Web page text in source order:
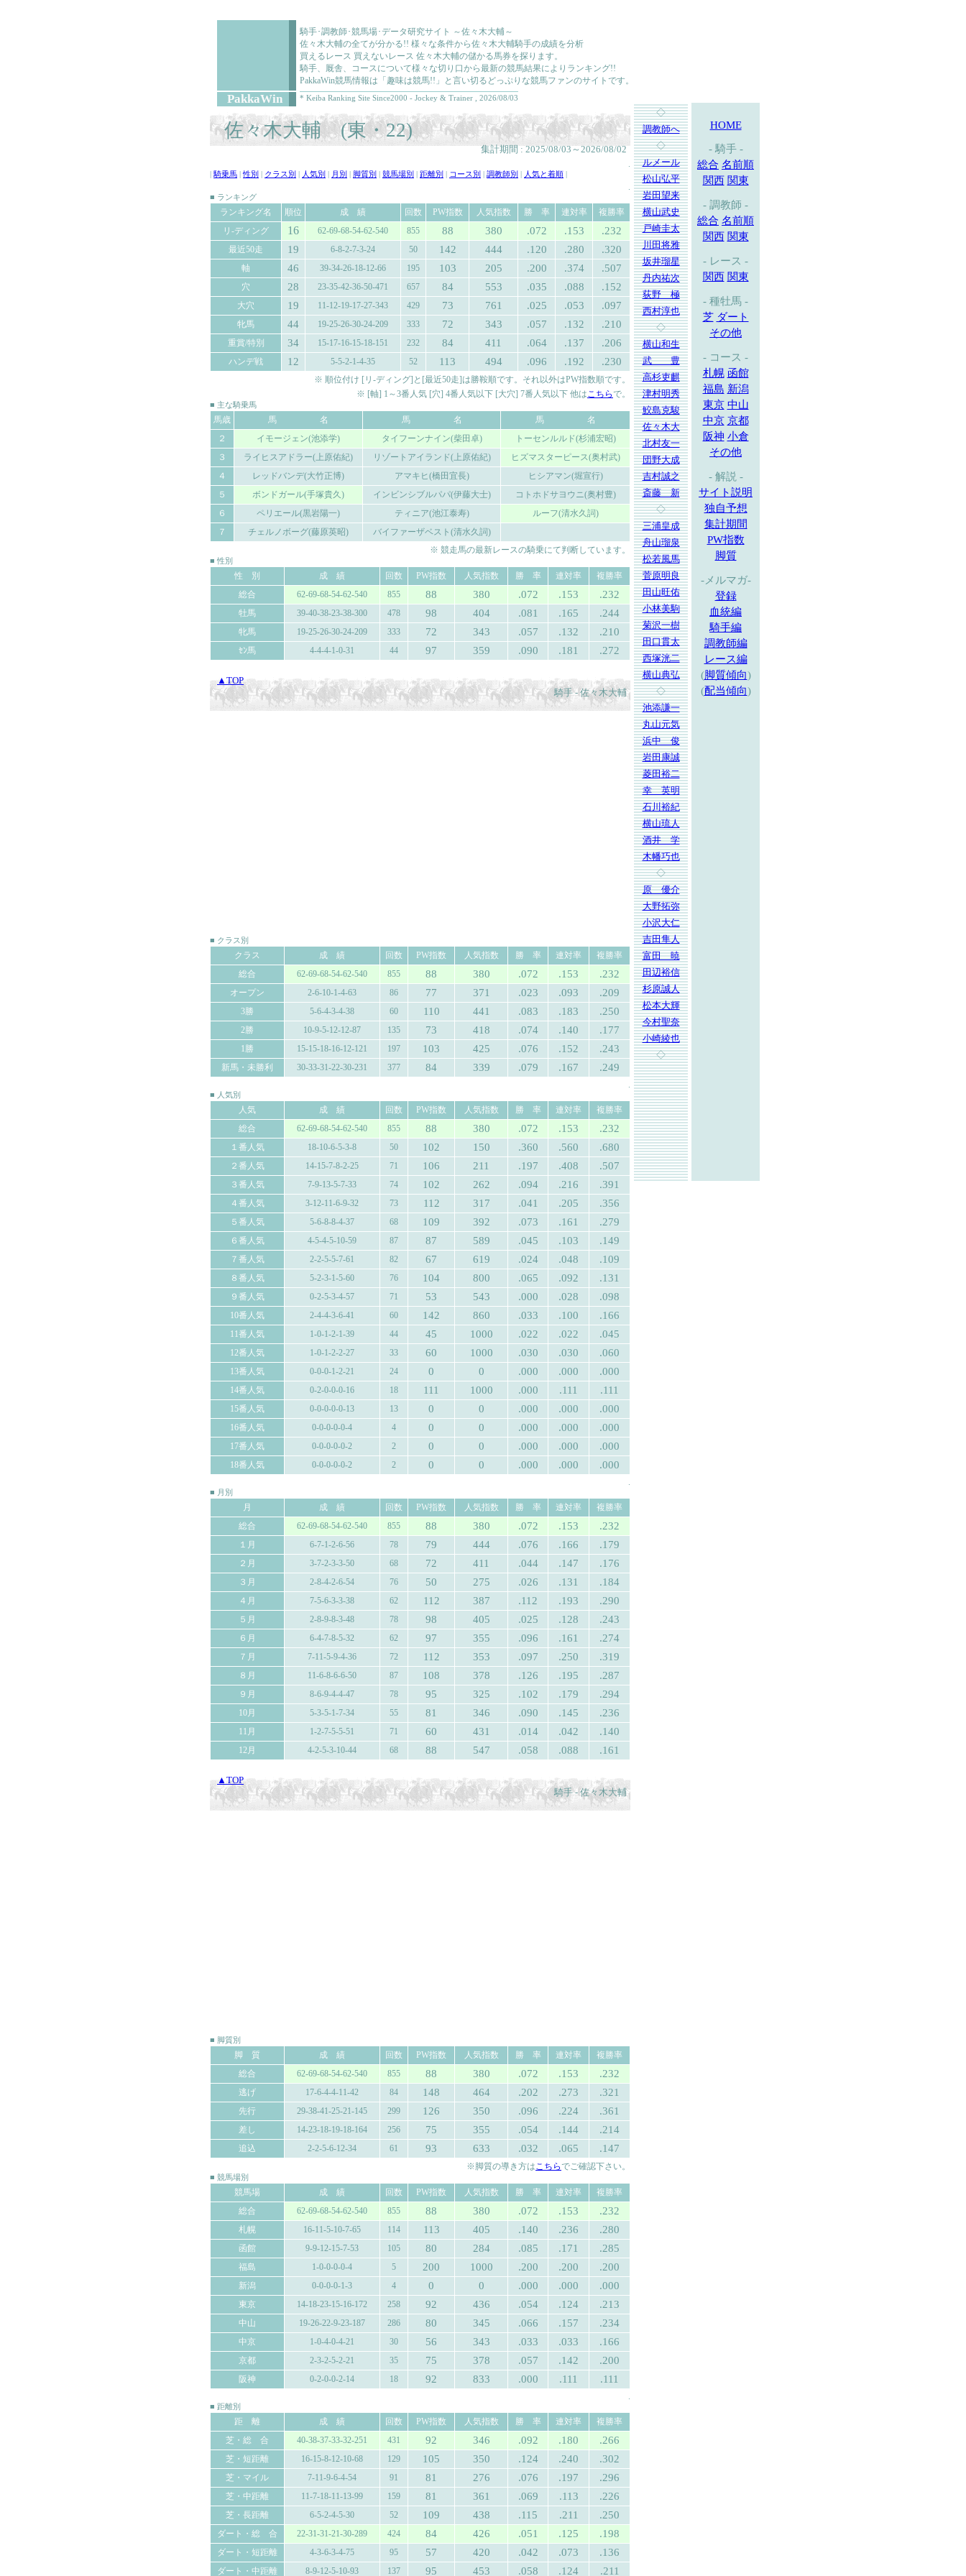
騎手･調教師･競馬場･データ研究サイト ～佐々木大輔～
佐々木大輔の全てが分かる!! 様々な条件から佐々木大輔騎手の成績を分析
買えるレース 買えないレース 佐々木大輔の儲かる馬券を探ります。
騎手、厩舎、コースについて様々な切り口から最新の競馬結果によりランキング!!
PakkaWin競馬情報は「趣味は競馬!!」と言い切るどっぷりな競馬ファンのサイトです。
PakkaWin * Keiba Ranking Site Since2000 - Jockey & Trainer , 2026/08/03
佐々木大輔 (東・22)
集計期間 : 2025/08/03～2026/08/02
.
騎乗馬 |性別 クラス別 人気別 月別 脚質別 競馬場別 距離別 コース別 調教師別 人気と着順
.
■ ランキング
ランキング名 順位 成 績 回数 PW指数 人気指数 勝 率 連対率
複勝率
リ-ディング
16 62-69-68-54-62-540 855 88 380 .072 .153 .232
最近50走 19 6-8-2-7-3-24 50 142 444 .120 .280 .320
軸 46 39-34-26-18-12-66 195 103 205 .200 .374 .507
穴 28 23-35-42-36-50-471 657 84 553 .035 .088 .152
大穴 19 11-12-19-17-27-343 429 73 761 .025 .053 .097
牝馬 44 19-25-26-30-24-209 333 72 343 .057 .132 .210
重賞/特別 34 15-17-16-15-18-151 232 84 411 .064 .137 .206
ハンデ戦 12 5-5-2-1-4-35 52 113 494 .096 .192 .230
※ 順位付け [リ-ディング]と[最近50走]は勝鞍順です。それ以外はPW指数順です。
※ [軸] 1～3番人気 [穴] 4番人気以下 [大穴] 7番人気以下 他はこちらで。
■ 主な騎乗馬
馬歳 馬 名 馬 名
馬 名
２
イモージェン(池添学) タイフーンナイン(柴田卓)
トーセンルルド(杉浦宏昭)
３
ライヒスアドラー(上原佑紀) リゾートアイランド(上原佑紀)
ヒズマスターピース(奥村武)
４
レッドバンデ(大竹正博) アマキヒ(橋田宜長)
ヒシアマン(堀宣行)
５
ボンドガール(手塚貴久) インビンシブルパパ(伊藤大士)
コトホドサヨウニ(奥村豊)
６
ペリエール(黒岩陽一) ティニア(池江泰寿)
ルーフ(清水久詞)
７
チェルノボーグ(藤原英昭)
バイファーザベスト(清水久詞)
※ 競走馬の最新レースの騎乗にて判断しています。
■ 性別
性 別 成 績 回数 PW指数 人気指数 勝 率 連対率
複勝率
総合
62-69-68-54-62-540 855 88 380 .072 .153 .232
牡馬 39-40-38-23-38-300 478 98 404 .081 .165 .244
牝馬 19-25-26-30-24-209 333 72 343 .057 .132 .210
ｾﾝ馬 4-4-4-1-0-31 44 97 359 .090 .181 .272
▲TOP
騎手 - 佐々木大輔
■ クラス別
クラス 成 績 回数 PW指数 人気指数 勝 率 連対率
複勝率
総合
62-69-68-54-62-540 855 88 380 .072 .153 .232
オープン 2-6-10-1-4-63 86 77 371 .023 .093 .209
3勝 5-6-4-3-4-38 60 110 441 .083 .183 .250
2勝 10-9-5-12-12-87 135 73 418 .074 .140 .177
1勝 15-15-18-16-12-121 197 103 425 .076 .152 .243
新馬・未勝利 30-33-31-22-30-231 377 84 339 .079 .167 .249
.
■ 人気別
人気 成 績 回数 PW指数 人気指数 勝 率 連対率
複勝率
総合
62-69-68-54-62-540 855 88 380 .072 .153 .232
１番人気 18-10-6-5-3-8 50 102 150 .360 .560 .680
２番人気 14-15-7-8-2-25 71 106 211 .197 .408 .507
３番人気 7-9-13-5-7-33 74 102 262 .094 .216 .391
４番人気 3-12-11-6-9-32 73 112 317 .041 .205 .356
５番人気 5-6-8-8-4-37 68 109 392 .073 .161 .279
６番人気 4-5-4-5-10-59 87 87 589 .045 .103 .149
７番人気 2-2-5-5-7-61 82 67 619 .024 .048 .109
８番人気 5-2-3-1-5-60 76 104 800 .065 .092 .131
９番人気 0-2-5-3-4-57 71 53 543 .000 .028 .098
10番人気 2-4-4-3-6-41 60 142 860 .033 .100 .166
11番人気 1-0-1-2-1-39 44 45 1000 .022 .022 .045
12番人気 1-0-1-2-2-27 33 60 1000 .030 .030 .060
13番人気 0-0-0-1-2-21 24 0 0 .000 .000 .000
14番人気 0-2-0-0-0-16 18 111 1000 .000 .111 .111
15番人気 0-0-0-0-0-13 13 0 0 .000 .000 .000
16番人気 0-0-0-0-0-4 4 0 0 .000 .000 .000
17番人気 0-0-0-0-0-2 2 0 0 .000 .000 .000
18番人気 0-0-0-0-0-2 2 0 0 .000 .000 .000
.
■ 月別
月 成 績 回数 PW指数 人気指数 勝 率 連対率
複勝率
総合
62-69-68-54-62-540 855 88 380 .072 .153 .232
１月 6-7-1-2-6-56 78 79 444 .076 .166 .179
２月 3-7-2-3-3-50 68 72 411 .044 .147 .176
３月 2-8-4-2-6-54 76 50 275 .026 .131 .184
４月 7-5-6-3-3-38 62 112 387 .112 .193 .290
５月 2-8-9-8-3-48 78 98 405 .025 .128 .243
６月 6-4-7-8-5-32 62 97 355 .096 .161 .274
７月 7-11-5-9-4-36 72 112 353 .097 .250 .319
８月 11-6-8-6-6-50 87 108 378 .126 .195 .287
９月 8-6-9-4-4-47 78 95 325 .102 .179 .294
10月 5-3-5-1-7-34 55 81 346 .090 .145 .236
11月 1-2-7-5-5-51 71 60 431 .014 .042 .140
12月 4-2-5-3-10-44 68 88 547 .058 .088 .161
▲TOP
騎手 - 佐々木大輔
■ 脚質別
脚 質 成 績 回数 PW指数 人気指数 勝 率 連対率
複勝率
総合
62-69-68-54-62-540 855 88 380 .072 .153 .232
逃げ 17-6-4-4-11-42 84 148 464 .202 .273 .321
先行 29-38-41-25-21-145 299 126 350 .096 .224 .361
差し 14-23-18-19-18-164 256 75 355 .054 .144 .214
追込 2-2-5-6-12-34 61 93 633 .032 .065 .147
※脚質の導き方はこちらでご確認下さい。
■ 競馬場別
競馬場 成 績 回数 PW指数 人気指数 勝 率 連対率
複勝率
総合
62-69-68-54-62-540 855 88 380 .072 .153 .232
札幌 16-11-5-10-7-65 114 113 405 .140 .236 .280
函館 9-9-12-15-7-53 105 80 284 .085 .171 .285
福島 1-0-0-0-0-4 5 200 1000 .200 .200 .200
新潟 0-0-0-0-1-3 4 0 0 .000 .000 .000
東京 14-18-23-15-16-172 258 92 436 .054 .124 .213
中山 19-26-22-9-23-187 286 80 345 .066 .157 .234
中京 1-0-4-0-4-21 30 56 343 .033 .033 .166
京都 2-3-2-5-2-21 35 75 378 .057 .142 .200
阪神 0-2-0-0-2-14 18 92 833 .000 .111 .111
.
■ 距離別
距 離 成 績 回数 PW指数 人気指数 勝 率 連対率
複勝率
芝・総 合
40-38-37-33-32-251 431 92 346 .092 .180 .266
芝・短距離 16-15-8-12-10-68 129 105 350 .124 .240 .302
芝・マイル 7-11-9-6-4-54 91 81 276 .076 .197 .296
芝・中距離 11-7-18-11-13-99 159 81 361 .069 .113 .226
芝・長距離 6-5-2-4-5-30 52 109 438 .115 .211 .250
ダート・総 合 22-31-31-21-30-289 424 84 426 .051 .125 .198
ダート・短距離 4-3-6-3-4-75 95 57 420 .042 .073 .136
ダート・中距離 8-9-12-5-10-93 137 95 453 .058 .124 .211
◇
調教師へ
◇
ルメール
松山弘平
岩田望来
横山武史
戸崎圭太
川田将雅
坂井瑠星
丹内祐次
荻野 極
西村淳也
◇
横山和生
武 豊
高杉吏麒
津村明秀
鮫島克駿
佐々木大
北村友一
団野大成
吉村誠之
斎藤 新
◇
三浦皇成
舟山瑠泉
松若風馬
菅原明良
田山旺佑
小林美駒
菊沢一樹
田口貫太
西塚洸二
横山典弘
◇
池添謙一
丸山元気
浜中 俊
岩田康誠
菱田裕二
幸 英明
石川裕紀
横山琉人
酒井 学
木幡巧也
◇
原 優介
大野拓弥
小沢大仁
吉田隼人
富田 暁
田辺裕信
杉原誠人
松本大輝
今村聖奈
小崎綾也
◇
HOME
- 騎手 -
総合 名前順
関西 関東
- 調教師 -
総合 名前順
関西 関東
- レース -
関西 関東
- 種牡馬 -
芝 ダート
その他
- コース -
札幌 函館
福島 新潟
東京 中山
中京 京都
阪神 小倉
その他
- 解説 -
サイト説明
独自予想
集計期間
PW指数
脚質
-メルマガ-
登録
血統編
騎手編
調教師編
レース編
(脚質傾向)
(配当傾向)